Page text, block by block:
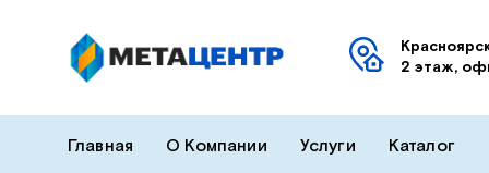
2 этаж,
Главная О Компании Услуги Каталог